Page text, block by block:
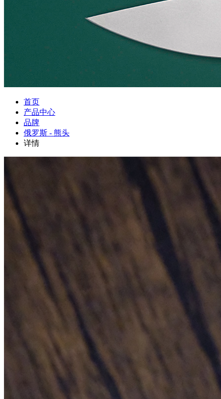
首页
产品中心
品牌
俄罗斯 - 熊头
详情